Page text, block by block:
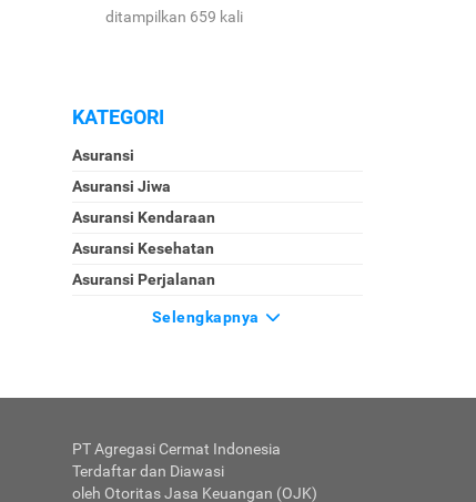
ditampilkan 659 kali
KATEGORI
Asuransi
Asuransi Jiwa
Asuransi Kendaraan
Asuransi Kesehatan
Asuransi Perjalanan
Selengkapnya
PT Agregasi Cermat Indonesia
Terdaftar dan Diawasi
oleh Otoritas Jasa Keuangan (OJK)